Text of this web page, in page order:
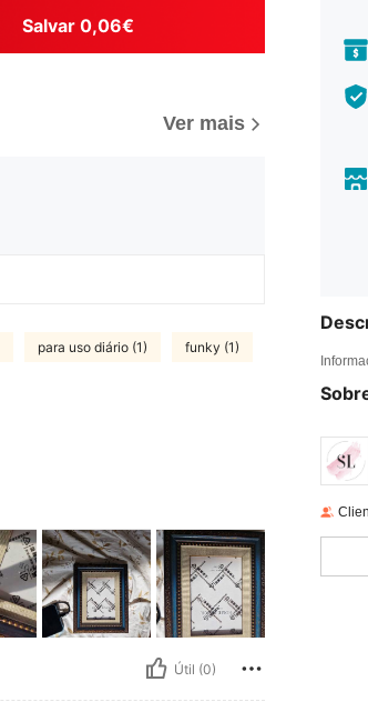
Salvar 0,06€
Ver mais
para uso diário (1) funky (1)
Útil (0)